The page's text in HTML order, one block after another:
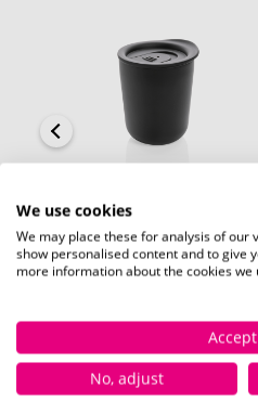
Nicht verfügbar
0 Stück
So einfach bestellen
We use cookies
We may place these for analysis of
show personalised content and to give
more information about the cookies we
No, adjust